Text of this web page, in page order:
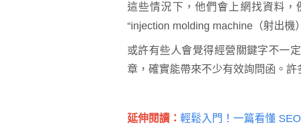
這些情況下，他們會上網找資料
“injection molding machine（射出機
或許有些人會覺得經營關鍵字不一
章，確實能帶來不少有效詢問函。許
延伸閱讀： 輕鬆入門！一篇看懂